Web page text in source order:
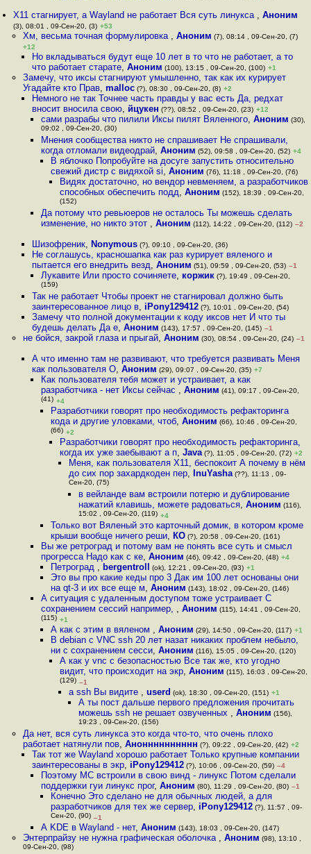
X11 стагнирует, а Wayland не работает Вся суть линукса ,Аноним
(3), 08:01 , 09-Сен-20, (3) +53
Хм, весьма точная формулировка , Аноним (7), 08:14 , 09-Сен-20, (7)
+12
Но вкладываться будут еще 10 лет в то что не работает, а то
что работает старате, Аноним (100), 13:15 , 09-Сен-20, (100) +1
Замечу, что иксы стагнируют умышленно, так как их курирует
Угадайте кто Прав, malloc(?), 08:30 , 09-Сен-20, (8) +2
Немного не так Точнее часть правды у вас есть Да, редхат
вносит вносила свою, йцукен (??), 08:52 , 09-Сен-20, (23) +12
сами разрабы что пилили Иксы пилят Вяленного,Аноним (30),
09:02 , 09-Сен-20, (30)
Мнения сообщества никто не спрашивает Не спрашивали,
когда отломали видеодрай,Аноним (52), 09:58 , 09-Сен-20, (52) +4
В яблочко Попробуйте на досуге запустить относительно
свежий дистр с видяхой si, Аноним (76), 11:18 , 09-Сен-20, (76)
Видях достаточно, но вендор невменяем, а разработчиков
способных обеспечить подд, Аноним (152), 18:39 , 09-Сен-20,
(152)
Да потому что ревьюеров не осталось Ты можешь сделать
изменение, но никто этот ,Аноним (112), 14:22 , 09-Сен-20, (112) –2
Шизофреник, Nonymous(?), 09:10 , 09-Сен-20, (36)
Не соглашусь, красношапка как раз курирует вяленого и
пытается его внедрить везд, Аноним (51), 09:59 , 09-Сен-20, (53) –1
Лукавите Или просто сочиняете, коржик (?), 19:49 , 09-Сен-20,
(159)
Так не работает Чтобы проект не стагнировал должно быть
заинтересованное лицо в, iPony129412(?), 10:01 , 09-Сен-20, (54)
Замечу что полной документации к коду иксов нет И что ты
будешь делать Да е, Аноним (143), 17:57 , 09-Сен-20, (145) –1
не бойся, закрой глаза и прыгай, Аноним (30), 08:54 , 09-Сен-20, (24) –1
А что именно там не развивают, что требуется развивать Меня
как пользователя О, Аноним (29), 09:07 , 09-Сен-20, (35) +7
Как пользователя тебя может и устраивает, а как
разработчика - нет Иксы сейчас ,Аноним (41), 09:17 , 09-Сен-20,
(41) +4
Разработчики говорят про необходимость рефакторинга
кода и другие уловками, чтоб, Аноним (66), 10:46 , 09-Сен-20,
(66) +2
Разработчики говорят про необходимость рефакторинга,
когда их уже заебывают а п, Java(?), 11:05 , 09-Сен-20, (72) +2
Меня, как пользователя X11, беспокоит А почему в нём
до сих пор захардкоден пер, InuYasha (??), 11:13 , 09-
Сен-20, (75)
в вейланде вам встроили потерю и дублирование
нажатий клавишь, можете радоваться, Аноним (116),
15:02 , 09-Сен-20, (119) +4
Только вот Вяленый это карточный домик, в котором кроме
крыши вообще ничего реши, КО(?), 20:58 , 09-Сен-20, (161)
Вы же ретроград и потому вам не понять все суть и смысл
прогресса Надо как с ке,Аноним (46), 09:42 , 09-Сен-20, (48) +4
Петроград , bergentroll (ok), 12:21 , 09-Сен-20, (93) +1
Это вы про какие кеды про 3 Дак им 100 лет основаны они
на qt-3 и их все еще м, Аноним (143), 18:02 , 09-Сен-20, (146)
А ситуация с удаленным доступом тоже устраивает С
сохранением сессий например, ,Аноним (115), 14:41 , 09-Сен-20,
(115) +1
А как с этим в вяленом , Аноним (29), 14:50 , 09-Сен-20, (117) +1
В debian с VNC ssh 20 лет назат никаких проблем небыло,
ни с сохранением сесси, Аноним (116), 15:05 , 09-Сен-20, (120)
А как у vnc с безопасностью Все так же, кто угодно
видит, что происходит на экр, Аноним (115), 16:03 , 09-Сен-20,
(129) –1
а ssh Вы видите ,userd (ok), 18:30 , 09-Сен-20, (151) +1
А ты пост дальше первого предложения прочитать
можешь ssh не решает озвученных , Аноним (156),
19:23 , 09-Сен-20, (156)
Да нет, вся суть линукса это когда что-то, что очень плохо
работает натянули пов, Анонннннннннн (?), 09:22 , 09-Сен-20, (42) +2
Так тот же Wayland хорошо работает Только крупные компании
заинтересованы в экр, iPony129412(?), 10:06 , 09-Сен-20, (59) –4
Поэтому МС встроили в свою винд - линукс Потом сделали
поддержки гуи линукс прог,Аноним (80), 11:29 , 09-Сен-20, (80) –1
Конечно Это сделано не для обычных людей, а для
разработчиков для тех же сервер, iPony129412(?), 11:57 , 09-
Сен-20, (90) –1
А KDE в Wayland - нет,Аноним (143), 18:03 , 09-Сен-20, (147)
Энтерпрайзу не нужна графическая оболочка , Аноним (98), 13:10 ,
09-Сен-20, (98)